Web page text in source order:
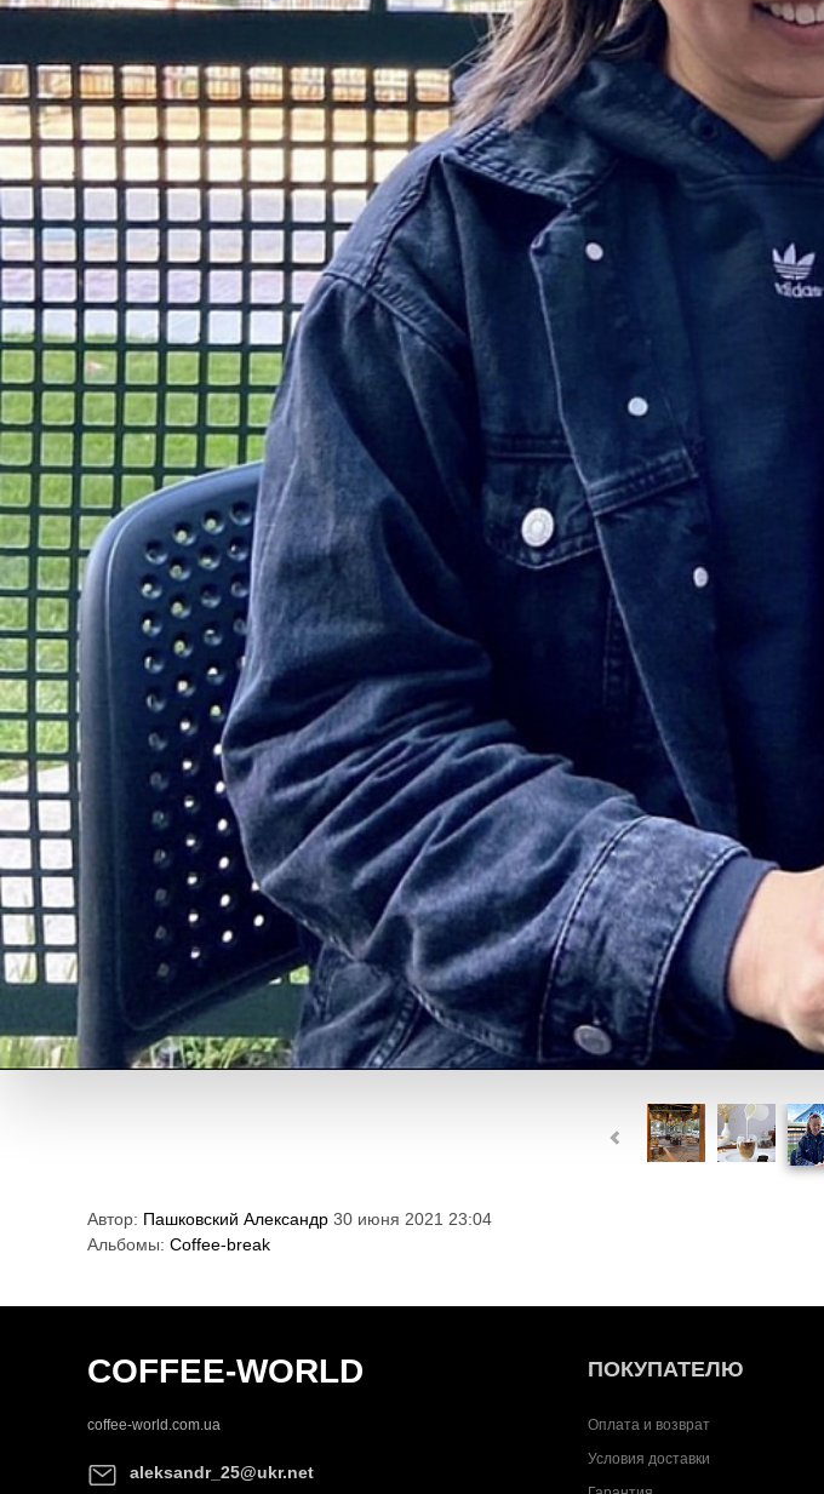
Автор: Пашковский Александр 30 июня 2021 23:04
Альбомы: Coffee-break
COFFEE-WORLD
coffee-world.com.ua
aleksandr_25@ukr.net
ПОКУПАТЕЛЮ
Оплата и возврат
Условия доставки